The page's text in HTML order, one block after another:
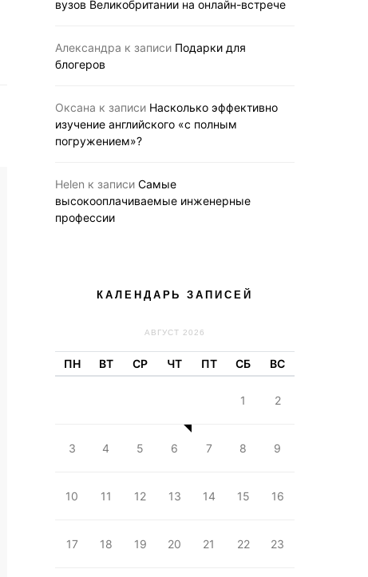
вузов Великобритании на онлайн-встрече
Александра к записи Подарки для
блогеров
Оксана к записи Насколько эффективно
изучение английского «с полным
погружением»?
Helen к записи Самые
высокооплачиваемые инженерные
профессии
КАЛЕНДАРЬ ЗАПИСЕЙ
АВГУСТ 2026
ПН ВТ СР ЧТ ПТ СБ ВС
1 2
3 4 5 6 7 8 9
10 11 12 13 14 15 16
17 18 19 20 21 22 23